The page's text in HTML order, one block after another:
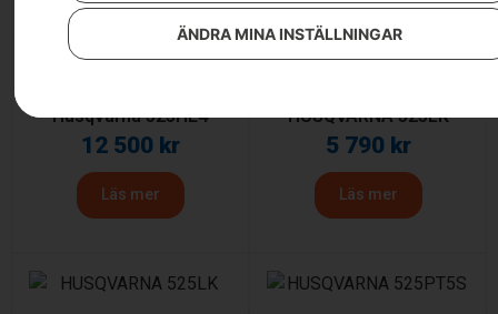
ÄNDRA MINA INSTÄLLNINGAR
Husqvarna 525HE4
12 500 kr
Läs mer
HUSQVARNA 525LK
5 790 kr
Läs mer